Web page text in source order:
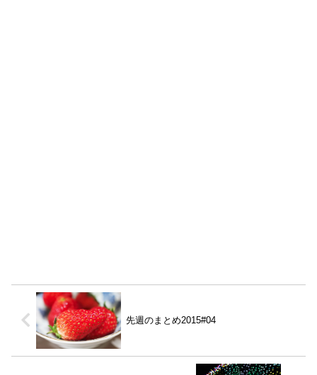
先週のまとめ2015#04